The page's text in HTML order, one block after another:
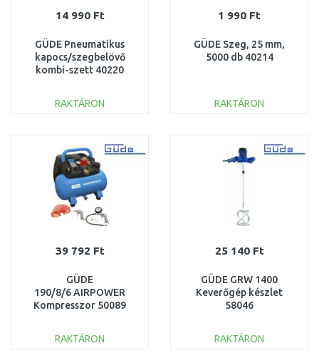
14 990 Ft
GÜDE Pneumatikus
kapocs/szegbelövő
kombi-szett 40220
RAKTÁRON
Összehasonlítás
1 990 Ft
GÜDE Szeg, 25 mm,
5000 db 40214
RAKTÁRON
Összehasonlítás
39 792 Ft
GÜDE
190/8/6 AIRPOWER
Kompresszor 50089
RAKTÁRON
25 140 Ft
GÜDE GRW 1400
Keverőgép készlet
58046
RAKTÁRON